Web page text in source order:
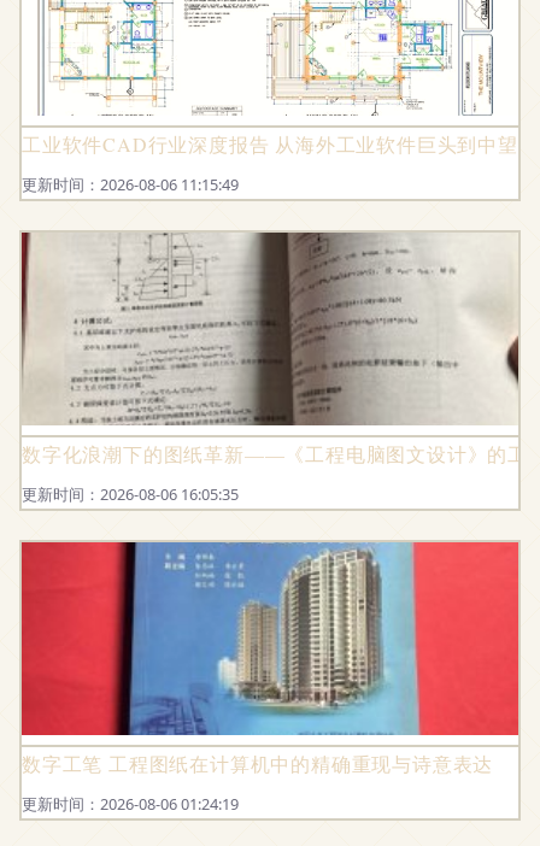
工业软件CAD行业深度报告 从海外工业软件巨头到中望
更新时间：2026-08-06 11:15:49
数字化浪潮下的图纸革新——《工程电脑图文设计》的工
更新时间：2026-08-06 16:05:35
数字工笔 工程图纸在计算机中的精确重现与诗意表达
更新时间：2026-08-06 01:24:19